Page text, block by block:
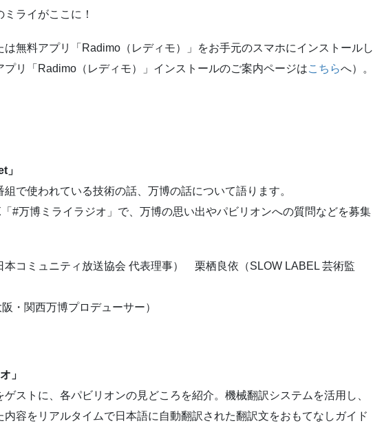
ライがここに！
は無料アプリ「Radimo（レディモ）」をお手元のスマホにインストールし
プリ「Radimo（レディモ）」インストールのご案内ページはこちらへ）。
」
で使われている技術の話、万博の話について語ります。
#万博ミライラジオ」で、万博の思い出やパビリオンへの質問などを募集
コミュニティ放送協会 代表理事） 栗栖良依（SLOW LABEL 芸術監
・関西万博プロデューサー）
」
ストに、各パビリオンの見どころを紹介。機械翻訳システムを活用し、
容をリアルタイムで日本語に自動翻訳された翻訳文をおもてなしガイド